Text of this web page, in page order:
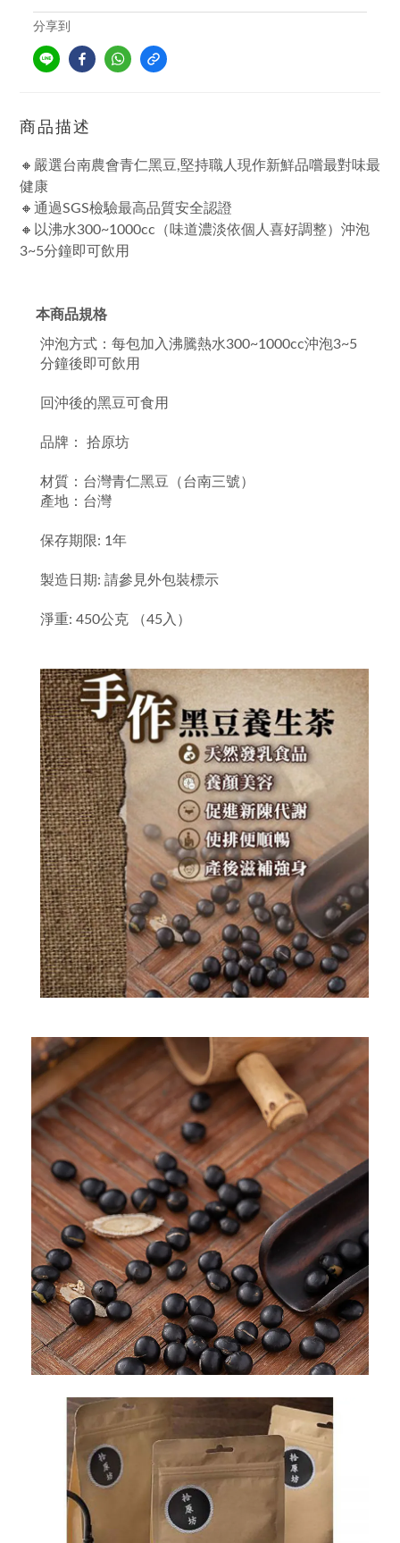
分享到
商品描述
🔸嚴選台南農會青仁黑豆,堅持職人現作新鮮品嚐最對味最
健康
🔸通過SGS檢驗最高品質安全認證
🔸以沸水300~1000cc（味道濃淡依個人喜好調整）沖泡
3~5分鐘即可飲用
本商品規格
沖泡方式：每包加入沸騰熱水300~1000cc沖泡3~5
分鐘後即可飲用
回沖後的黑豆可食用
品牌： 拾原坊
材質：台灣青仁黑豆（台南三號）
產地：台灣
保存期限: 1年
製造日期: 請參見外包裝標示
淨重: 450公克 （45入）